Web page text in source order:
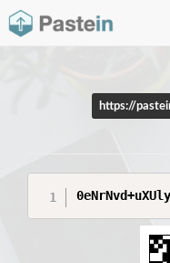
https://